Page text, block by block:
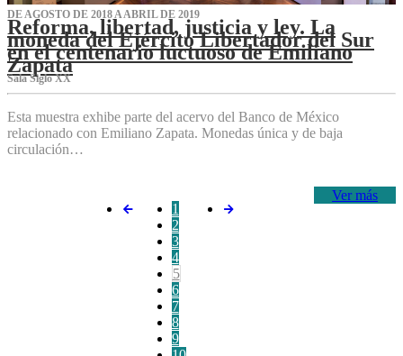
DE AGOSTO DE 2018 A ABRIL DE 2019
Reforma, libertad, justicia y ley. La
moneda del Ejército Libertador del Sur
en el centenario luctuoso de Emiliano
Zapata
Sala Siglo XX
Esta muestra exhibe parte del acervo del Banco de México
relacionado con Emiliano Zapata. Monedas única y de baja
circulación…
Ver más
1
2
3
4
5
6
7
8
9